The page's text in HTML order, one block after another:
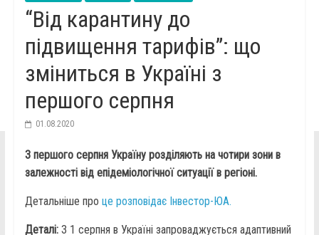
“Від карантину до
підвищення тарифів”: що
зміниться в Україні з
першого серпня
01.08.2020
З першого серпня Україну розділяють на чотири зони в
залежності від епідеміологічної ситуації в регіоні.
Детальніше про це розповідає Інвестор-ЮА.
Деталі:З 1 серпня в Україні запроваджується адаптивний